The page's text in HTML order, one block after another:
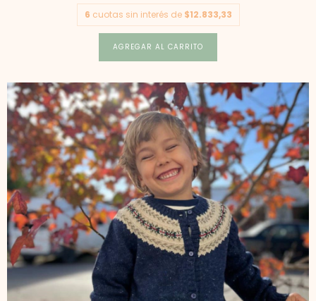
6 cuotas sin interés de $12.833,33
AGREGAR AL CARRITO